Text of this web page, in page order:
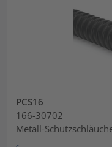
PCS16
166-30702
Metall-